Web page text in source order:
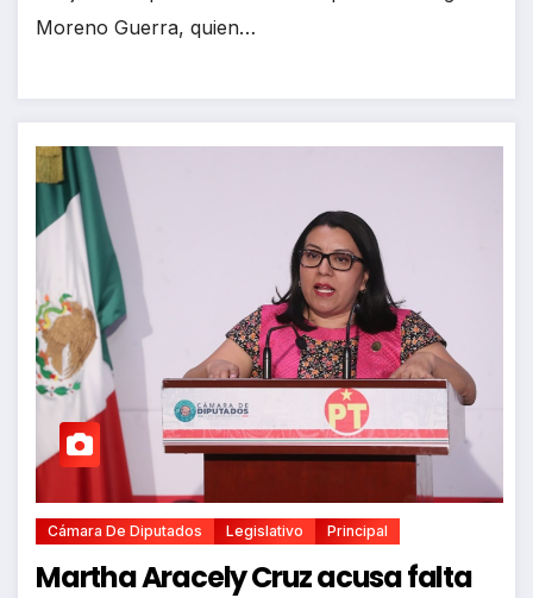
Moreno Guerra, quien…
Cámara De Diputados Legislativo Principal
Martha Aracely Cruz acusa falta